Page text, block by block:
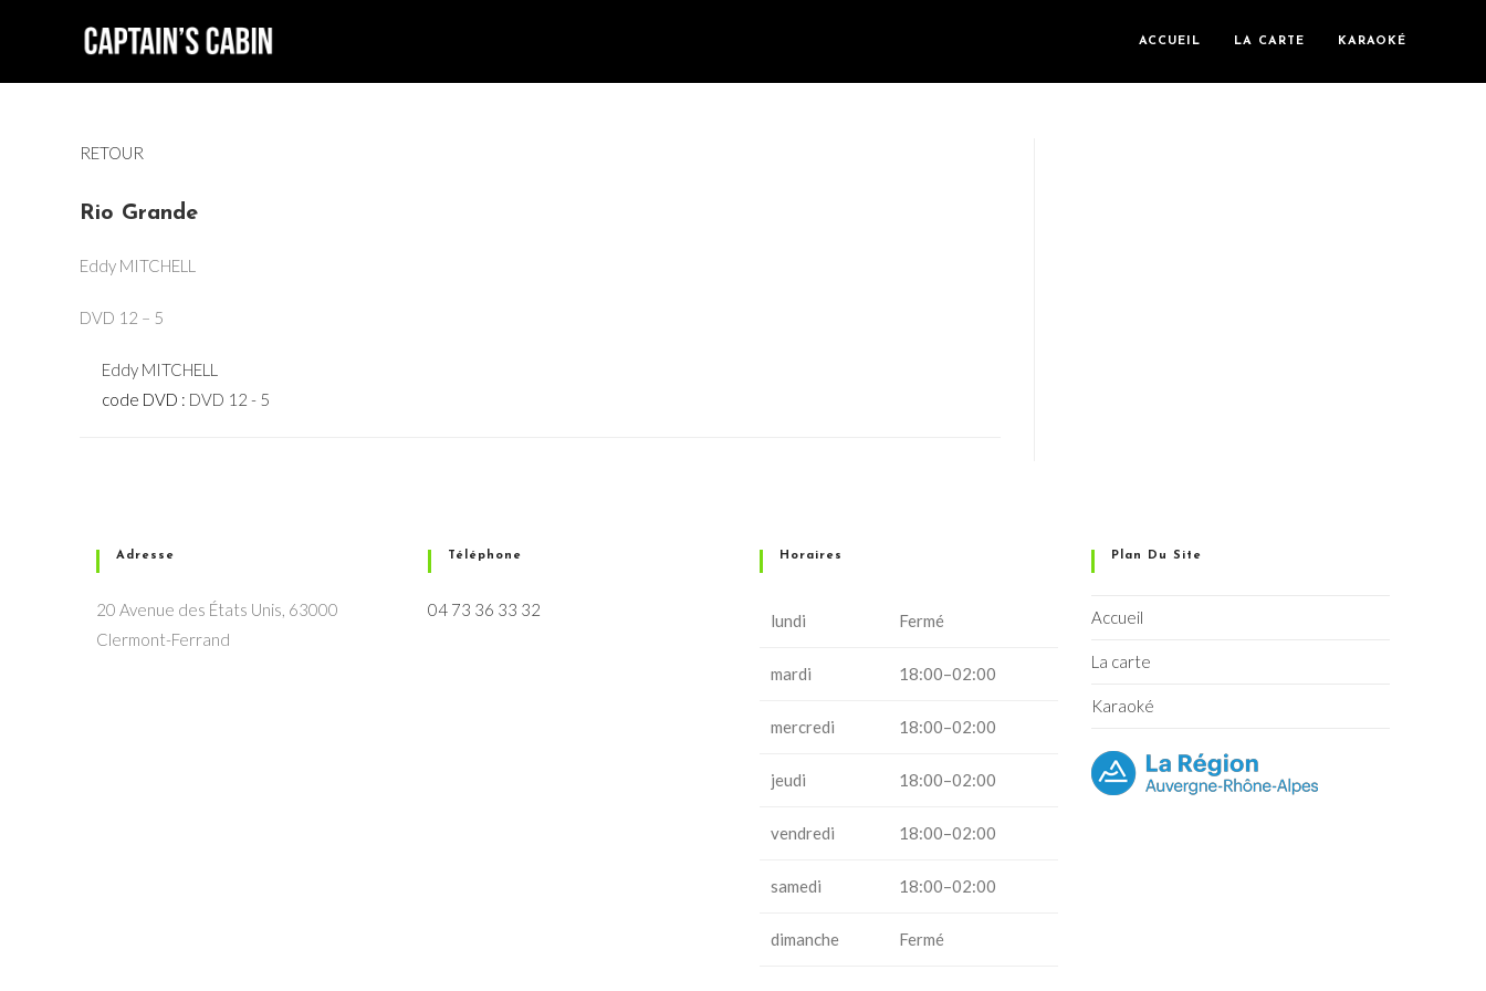
ACCUEIL LA CARTE KARAOKÉ
RETOUR
Rio Grande
Eddy MITCHELL
DVD 12 – 5
Eddy MITCHELL
code DVD : DVD 12 - 5
Adresse
20 Avenue des États Unis, 63000
Clermont-Ferrand
Téléphone
04 73 36 33 32
Horaires
lundi Fermé
mardi 18:00–02:00
mercredi 18:00–02:00
jeudi 18:00–02:00
vendredi 18:00–02:00
samedi 18:00–02:00
dimanche Fermé
Plan Du Site
Accueil
La carte
Karaoké